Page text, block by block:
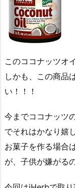
このココナッツオ
しかも、この商品
い！！！
今までココナッツ
でそれはかなり嬉
お菓子を作る場合
が、子供が嫌がる